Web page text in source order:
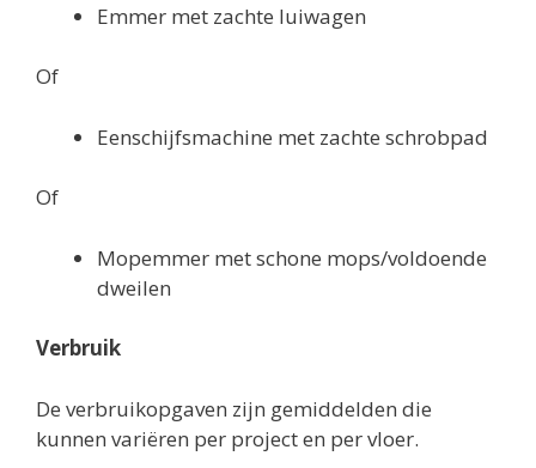
Emmer met zachte luiwagen
Of
Eenschijfsmachine met zachte schrobpad
Of
Mopemmer met schone mops/voldoende
dweilen
Verbruik
De verbruikopgaven zijn gemiddelden die
kunnen variëren per project en per vloer.